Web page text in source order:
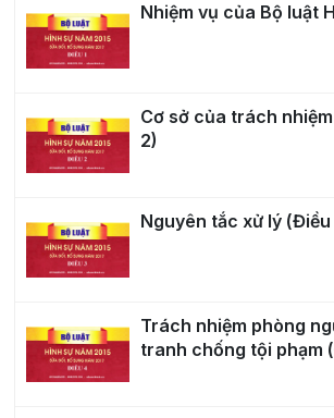
Nhiệm vụ của Bộ luật
Cơ sở của trách
2)
Nguyên tắc xử lý (Điều
Trách nhiệm phòng
tranh chống tội phạm